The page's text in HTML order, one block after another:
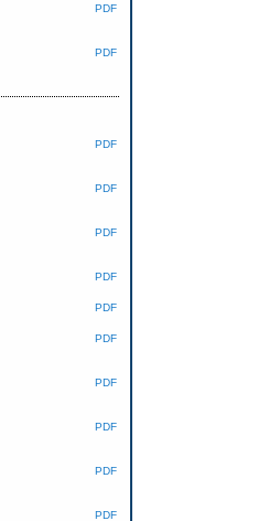
PDF
PDF
PDF
PDF
PDF
PDF
PDF
PDF
PDF
PDF
PDF
PDF